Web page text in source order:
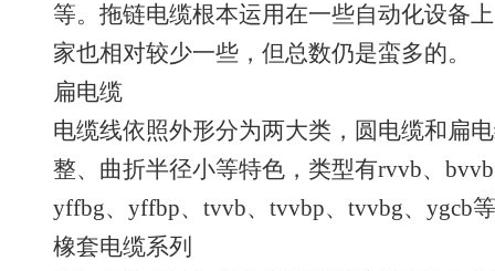
等。拖链电缆根本运用在一些自动化设备
家也相对较少一些，但总数仍是蛮多的。
扁电缆
电缆线依照外形分为两大类，圆电缆和扁
整、曲折半径小等特色，类型有rvvb、
yffbg、yffbp、tvvb、tvvbp、tvvbg、ygcb
橡套电缆系列